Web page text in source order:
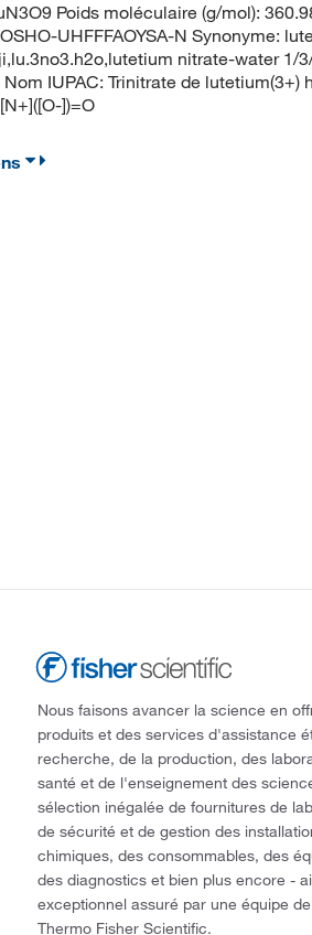
Poids moléculaire (g/mol):
UHFFFAOYSA-N Synonyme:
nitrate-water 1/
IUPAC: Trinitrate de lutetium(3+)
])=O
Nous faisons avancer la science en
produits et des services d'assistance
recherche, de la production, des
santé et de l'enseignement des
sélection inégalée de fournitures de
de sécurité et de gestion des
chimiques, des consommables, des
des diagnostics et bien plus encore -
exceptionnel assuré par une équipe
Thermo Fisher Scientific.